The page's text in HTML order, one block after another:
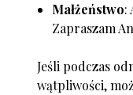
Małżeństwo:
Zapraszam
Jeśli podczas
wątpliwości,